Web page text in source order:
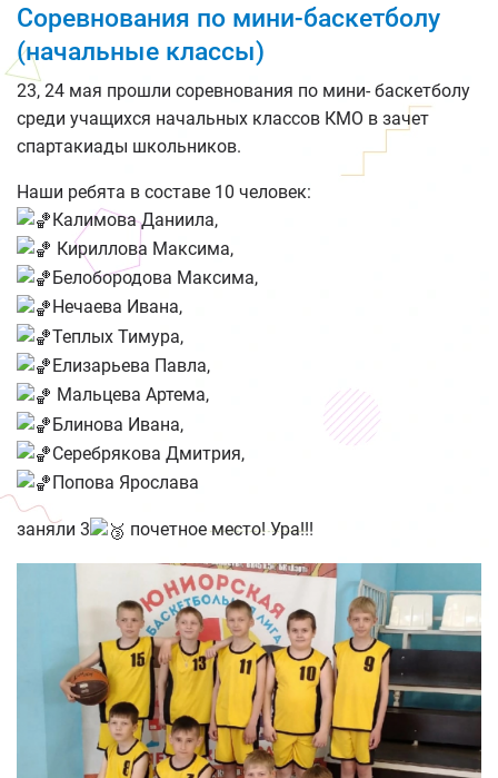
Соревнования по мини-баскетболу
(начальные классы)
23, 24 мая прошли соревнования по мини- баскетболу
среди учащихся начальных классов КМО в зачет
спартакиады школьников.
Наши ребята в составе 10 человек:
Калимова Даниила,
Кириллова Максима,
Белобородова Максима,
Нечаева Ивана,
Теплых Тимура,
Елизарьева Павла,
Мальцева Артема,
Блинова Ивана,
Серебрякова Дмитрия,
Попова Ярослава
заняли 3 почетное место! Ура!!!